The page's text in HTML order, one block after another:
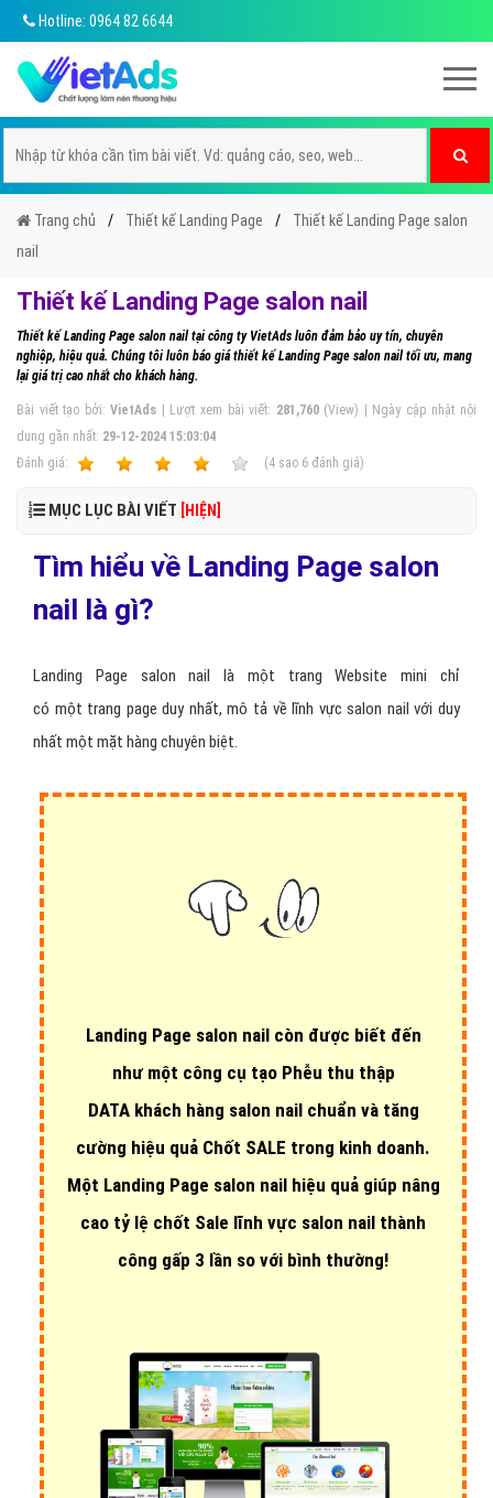
Hotline: 0964 82 6644
Trang chủ Thiết kế Landing Page
Thiết kế Landing Page salon
nail
Thiết kế Landing Page salon nail
Thiết kế Landing Page salon nail tại công ty VietAds luôn đảm bảo uy tín, chuyên
nghiệp, hiệu quả. Chúng tôi luôn báo giá thiết kế Landing Page salon nail tối ưu, mang
lại giá trị cao nhất cho khách hàng.
Bài viết tạo bởi:VietAds | Lượt xem bài viết: 281,760(View) | Ngày cập nhật nội
dung gần nhất: 29-12-2024 15:03:04
Ðánh giá:
(4 sao 6 đánh giá)
MỤC LỤC BÀI VIẾT [HIỆN]
Tìm hiểu về Landing Page salon
nail là gì?
Landing Page salon nail là một trang Website mini chỉ
có một trang page duy nhất, mô tả về lĩnh vực salon nail với duy
nhất một mặt hàng chuyên biệt.
Landing Page salon nail còn được biết đến
như một công cụ tạo Phễu thu thập
DATA khách hàng salon nail chuẩn và tăng
cường hiệu quả Chốt SALE trong kinh doanh.
Một Landing Page salon nail hiệu quả giúp nâng
cao tỷ lệ chốt Sale lĩnh vực salon nail thành
công gấp 3 lần so với bình thường!